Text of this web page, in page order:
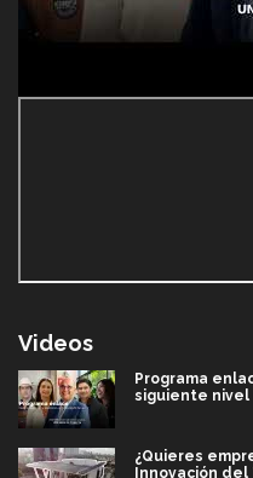
Videos
Programa
siguiente nivel
¿Quieres
Innovación